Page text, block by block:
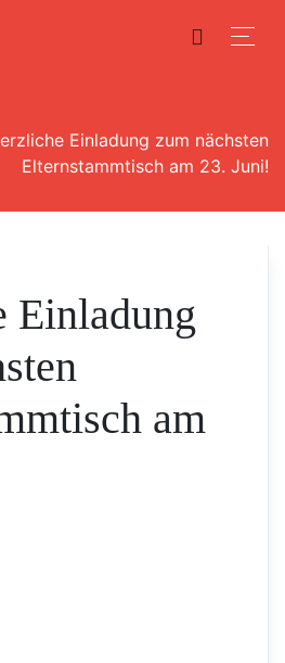
Einladung zum nächsten
Elternstammtisch am 23. Juni!
Einladung
am